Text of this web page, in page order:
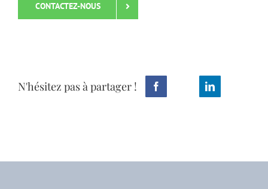
CONTACTEZ-NOUS
N'hésitez pas à partager !